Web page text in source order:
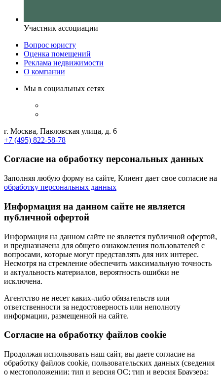
Участник ассоциации
Вопрос юристу
Оценка помещений
Реклама недвижимости
О компании
Мы в социальных сетях
г. Москва, Павловская улица, д. 6
+7 (495) 822-58-78
Согласие на обработку персональных данных
Заполняя любую форму на сайте, Клиент дает свое согласие на
обработку персональных данных
Информация на данном сайте не является
публичной офертой
Информация на данном сайте не является публичной офертой,
и предназначена для общего ознакомления пользователей с
вопросами, которые могут представлять для них интерес.
Несмотря на стремление обеспечить максимальную точность
и актуальность материалов, вероятность ошибки не
исключена.
Агентство не несет каких-либо обязательств или
ответственности за недостоверность или неполноту
информации, размещенной на сайте.
Cогласие на обработку файлов cookie
Продолжая использовать наш сайт, вы даете согласие на
обработку файлов cookie, пользовательских данных (сведения
о местоположении; тип и версия ОС; тип и версия Браузера;